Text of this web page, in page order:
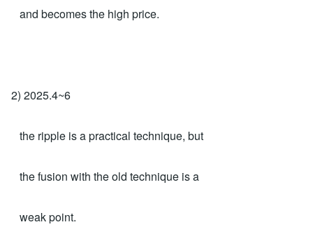
and becomes the high price.
2) 2025.4~6
the ripple is a practical technique, but
the fusion with the old technique is a
weak point.